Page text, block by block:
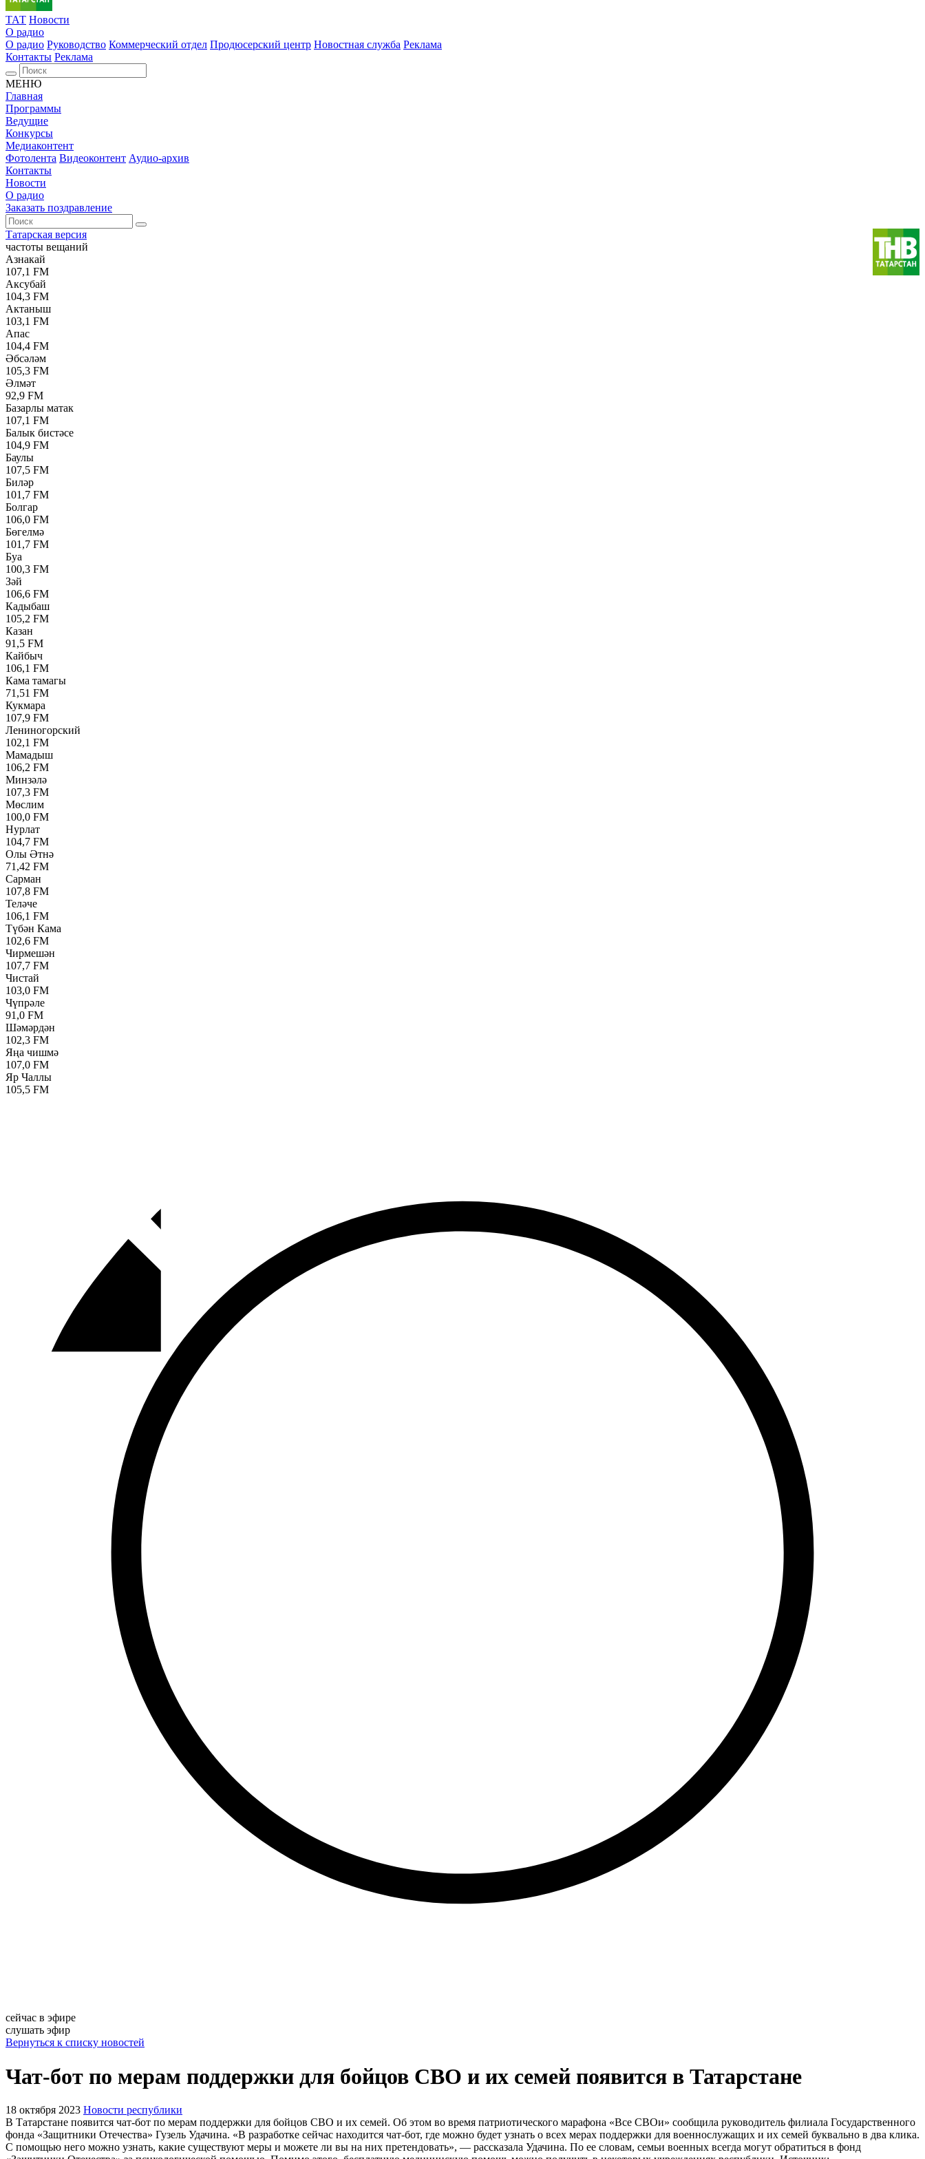
ТАТ Новости
О радио
О радио Руководство Коммерческий отдел Продюсерский центр Новостная служба Реклама
Контакты Реклама
МЕНЮ
Главная
Программы
Ведущие
Конкурсы
Медиаконтент
Фотолента Видеоконтент Аудио-архив
Контакты
Новости
О радио
Заказать поздравление
Татарская версия
частоты вещаний
Азнакай
107,1 FM
Аксубай
104,3 FM
Актаныш
103,1 FM
Апас
104,4 FM
Әбсәләм
105,3 FM
Әлмәт
92,9 FM
Базарлы матак
107,1 FM
Балык бистәсе
104,9 FM
Баулы
107,5 FM
Биләр
101,7 FM
Болгар
106,0 FM
Бөгелмә
101,7 FM
Буа
100,3 FM
Зәй
106,6 FM
Кадыбаш
105,2 FM
Казан
91,5 FM
Кайбыч
106,1 FM
Кама тамагы
71,51 FM
Кукмара
107,9 FM
Лениногорский
102,1 FM
Мамадыш
106,2 FM
Минзәлә
107,3 FM
Мөслим
100,0 FM
Нурлат
104,7 FM
Олы Әтнә
71,42 FM
Сарман
107,8 FM
Теләче
106,1 FM
Түбән Кама
102,6 FM
Чирмешән
107,7 FM
Чистай
103,0 FM
Чүпрәле
91,0 FM
Шәмәрдән
102,3 FM
Яңа чишмә
107,0 FM
Яр Чаллы
105,5 FM
сейчас в эфире
слушать эфир
Вернуться к списку новостей
Чат-бот по мерам поддержки для бойцов СВО и их семей появится в Татарстане
18 октября 2023 Новости республики
В Татарстане появится чат-бот по мерам поддержки для бойцов СВО и их семей. Об этом во время патриотического марафона «Все СВОи» сообщила руководитель филиала Государственного
фонда «Защитники Отечества» Гузель Удачина. «В разработке сейчас находится чат-бот, где можно будет узнать о всех мерах поддержки для военнослужащих и их семей буквально в два клика.
С помощью него можно узнать, какие существуют меры и можете ли вы на них претендовать», — рассказала Удачина. По ее словам, семьи военных всегда могут обратиться в фонд